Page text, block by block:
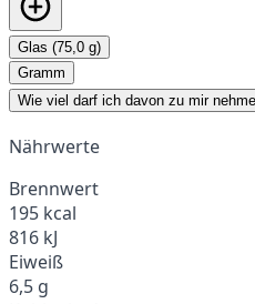
Glas (75,0 g)
Gramm
Wie viel darf ich davon zu mir
Nährwerte
Brennwert
195 kcal
816 kJ
Eiweiß
6,5 g